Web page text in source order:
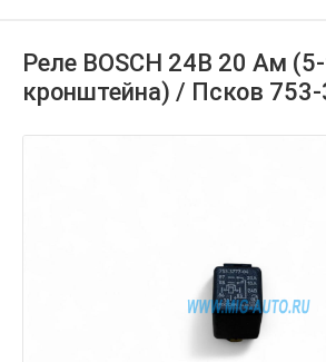
Реле BOSCH 24В 20 Ам
кронштейна) / Псков